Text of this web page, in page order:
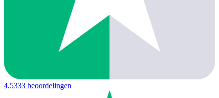
4,5333 beoordelingen